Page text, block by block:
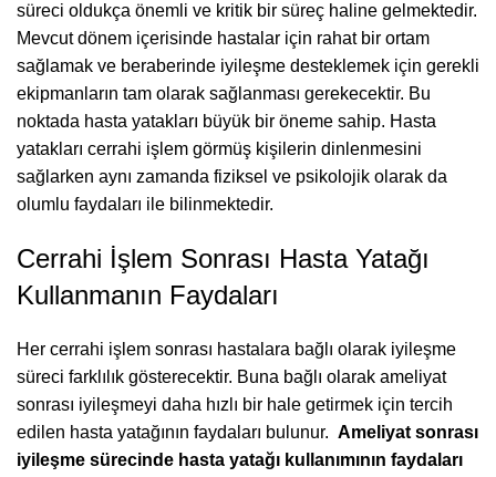
süreci oldukça önemli ve kritik bir süreç haline gelmektedir.
Mevcut dönem içerisinde hastalar için rahat bir ortam
sağlamak ve beraberinde iyileşme desteklemek için gerekli
ekipmanların tam olarak sağlanması gerekecektir. Bu
noktada hasta yatakları büyük bir öneme sahip. Hasta
yatakları cerrahi işlem görmüş kişilerin dinlenmesini
sağlarken aynı zamanda fiziksel ve psikolojik olarak da
olumlu faydaları ile bilinmektedir.
Cerrahi İşlem Sonrası Hasta Yatağı
Kullanmanın Faydaları
Her cerrahi işlem sonrası hastalara bağlı olarak iyileşme
süreci farklılık gösterecektir. Buna bağlı olarak ameliyat
sonrası iyileşmeyi daha hızlı bir hale getirmek için tercih
edilen hasta yatağının faydaları bulunur. Ameliyat sonrası
iyileşme sürecinde hasta yatağı kullanımının faydaları